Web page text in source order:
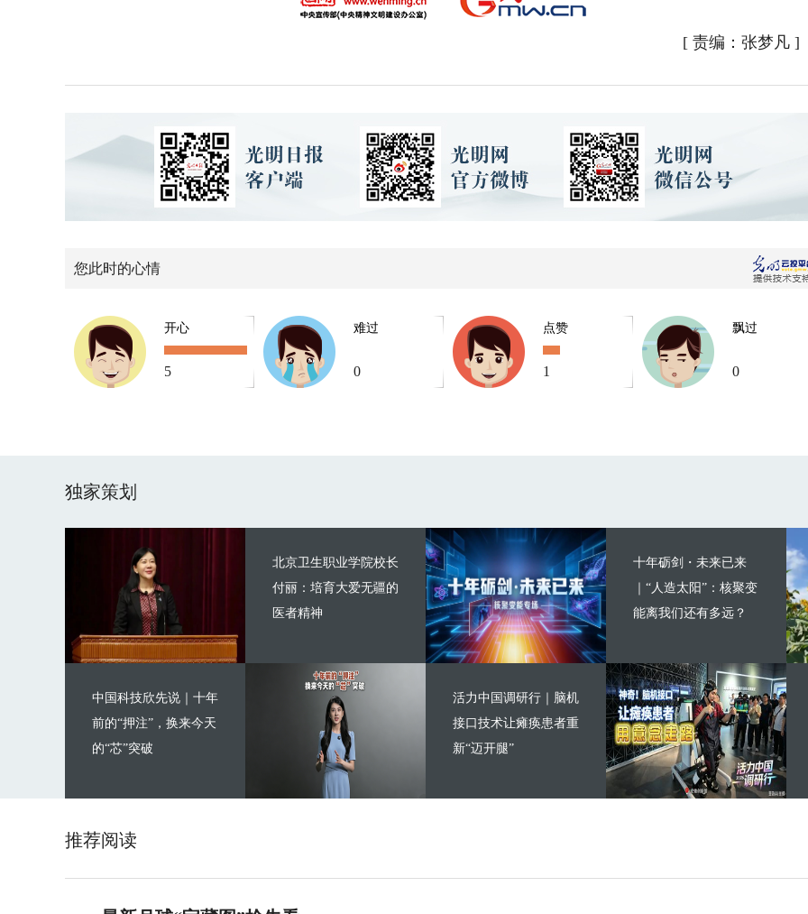
[ 责编：张梦凡 ]
您此时的心情
开心
5
难过
0
点赞
1
飘过
0
独家策划
北京卫生职业学院校长
付丽：培育大爱无疆的
医者精神
中国科技欣先说｜十年
前的“押注”，换来今天
的“芯”突破
十年砺剑・未来已来
｜“人造太阳”：核聚变
能离我们还有多远？
活力中国调研行｜脑机
接口技术让瘫痪患者重
新“迈开腿”
推荐阅读